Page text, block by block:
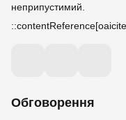
неприпустимий.
Обговорення